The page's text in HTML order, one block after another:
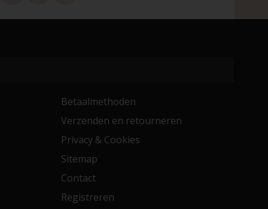
Betaalmethoden
Verzenden en retourneren
Privacy & Cookies
Sitemap
Contact
Registreren